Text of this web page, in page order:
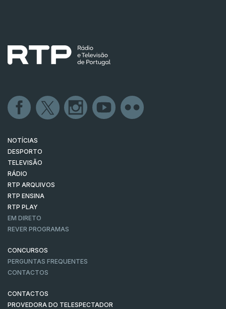
NOTÍCIAS
DESPORTO
TELEVISÃO
RÁDIO
RTP ARQUIVOS
RTP ENSINA
RTP PLAY
EM DIRETO
REVER PROGRAMAS
CONCURSOS
PERGUNTAS FREQUENTES
CONTACTOS
CONTACTOS
PROVEDORA DO TELESPECTADOR